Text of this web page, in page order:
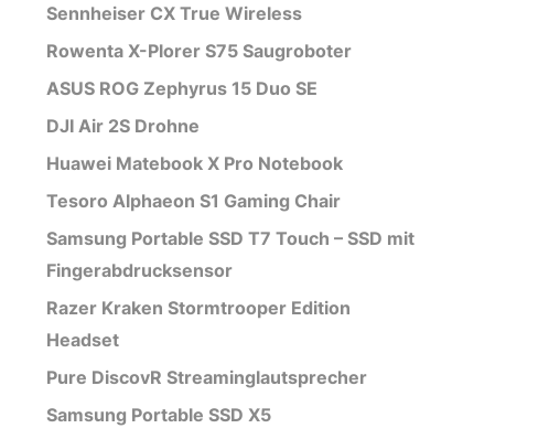
Sennheiser CX True Wireless
Rowenta X-Plorer S75 Saugroboter
ASUS ROG Zephyrus 15 Duo SE
DJI Air 2S Drohne
Huawei Matebook X Pro Notebook
Tesoro Alphaeon S1 Gaming Chair
Samsung Portable SSD T7 Touch – SSD mit
Fingerabdrucksensor
Razer Kraken Stormtrooper Edition
Headset
Pure DiscovR Streaminglautsprecher
Samsung Portable SSD X5